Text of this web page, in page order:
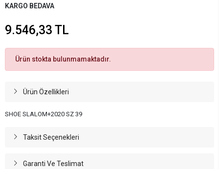
KARGO BEDAVA
9.546,33 TL
Ürün stokta bulunmamaktadır.
Ürün Özellikleri
SHOE SLALOM+2020 SZ 39
Taksit Seçenekleri
Garanti Ve Teslimat